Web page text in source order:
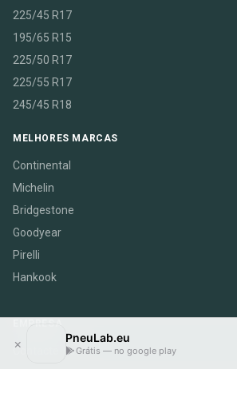
225/45 R17
195/65 R15
225/50 R17
225/55 R17
245/45 R18
MELHORES MARCAS
Continental
Michelin
Bridgestone
Goodyear
Pirelli
Hankook
Contacte-nos
× PneuLab.eu
Grátis — no google play